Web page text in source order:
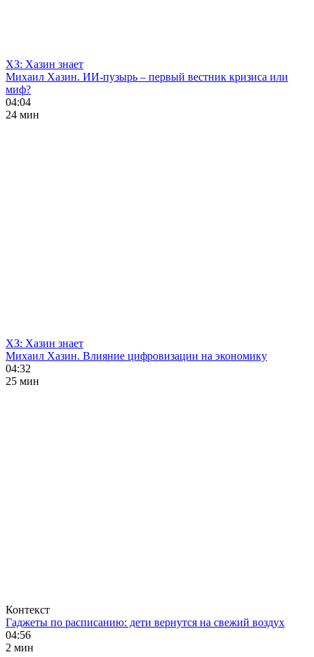
ХЗ: Хазин знает
Михаил Хазин. ИИ-пузырь – первый вестник кризиса или
миф?
04:04
24 мин
ХЗ: Хазин знает
Михаил Хазин. Влияние цифровизации на экономику
04:32
25 мин
Контекст
Гаджеты по расписанию: дети вернутся на свежий воздух
04:56
2 мин